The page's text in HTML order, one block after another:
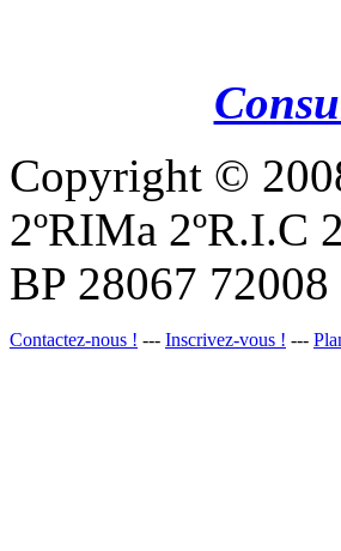
Copyright ©
2ºRIMa 2ºR.I.C
BP 28067
Contactez-nous ! --- Inscrivez-vous ! ---